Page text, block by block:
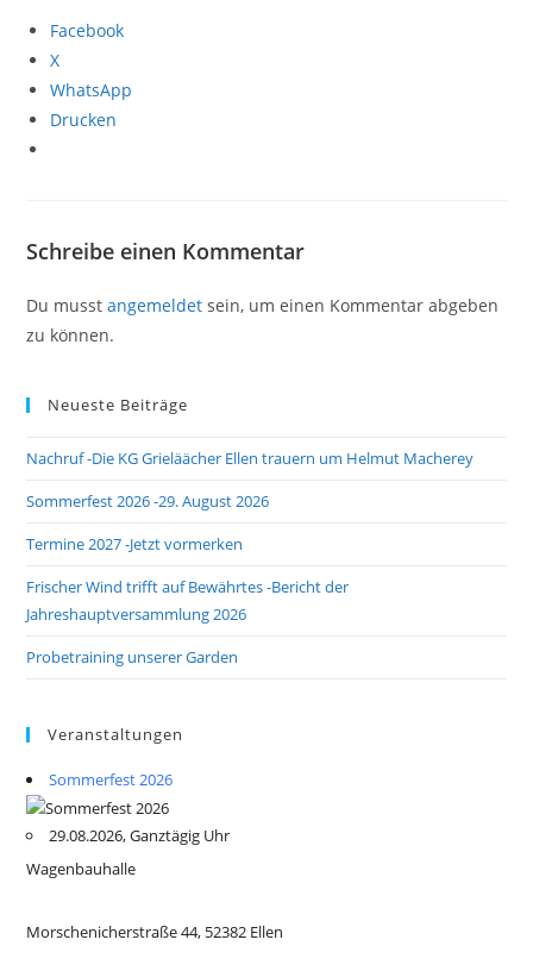
Facebook
X
WhatsApp
Drucken
Schreibe einen Kommentar
Du musstangemeldet sein, um einen Kommentar abgeben
zu können.
Neueste Beiträge
Nachruf -Die KG Grieläächer Ellen trauern um Helmut Macherey
Sommerfest 2026 -29. August 2026
Termine 2027 -Jetzt vormerken
Frischer Wind trifft auf Bewährtes -Bericht der
Jahreshauptversammlung 2026
Probetraining unserer Garden
Veranstaltungen
Sommerfest 2026
29.08.2026, Ganztägig Uhr
Wagenbauhalle
Morschenicherstraße 44, 52382 Ellen